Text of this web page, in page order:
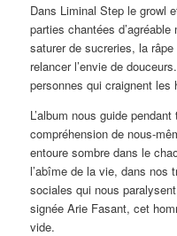
Dans Liminal Step le growl
parties chantées
saturer de sucreries, la
relancer l’envie de
personnes qui craignent les
L’album nous guide
compréhension de nous-
entoure sombre dans le
l’abîme de la vie, dans nos
sociales qui nous
signée Arie Fasant, cet
vide.